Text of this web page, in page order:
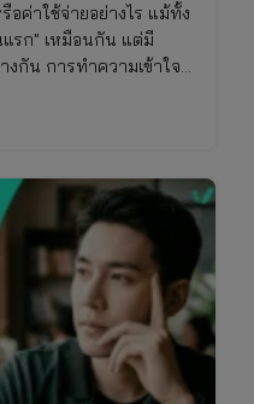
ค่าใช้จ่ายอย่างไร แม้ทั้ง
แรก" เหมือนกัน แต่มี
งกัน การทำความเข้าใจ